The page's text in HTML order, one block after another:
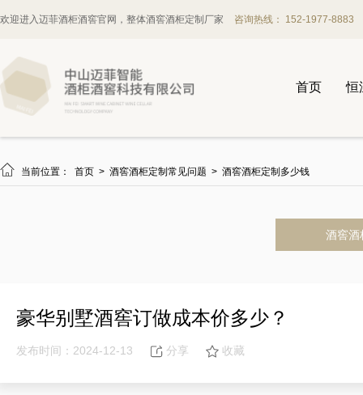
欢迎进入迈菲酒柜酒窖官网，整体酒窖酒柜定制厂家 咨询热线： 152-1977-8883
首页 恒
 当前位置： 首页 > 酒窖酒柜定制常见问题 > 酒窖酒柜定制多少钱
酒窖酒
豪华别墅酒窖订做成本价多少？
发布时间：2024-12-13 分享 收藏